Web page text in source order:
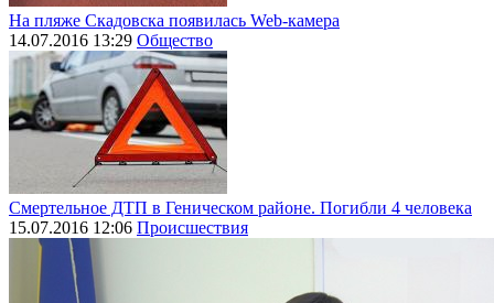
На пляже Скадовска появилась Web-камера
14.07.2016 13:29 Общество
Смертельное ДТП в Геническом районе. Погибли 4 человека
15.07.2016 12:06 Происшествия